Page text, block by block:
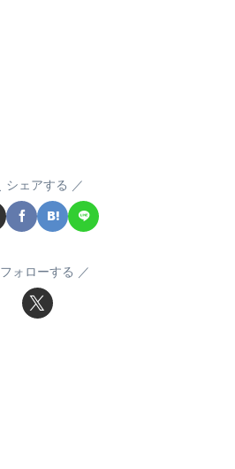
シェアする
フォローする